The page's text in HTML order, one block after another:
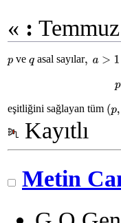
« :
p veqasal sayılar, a> 1
p
eşitliğini sağlayan tüm (p,
Kayıtlı
Metin